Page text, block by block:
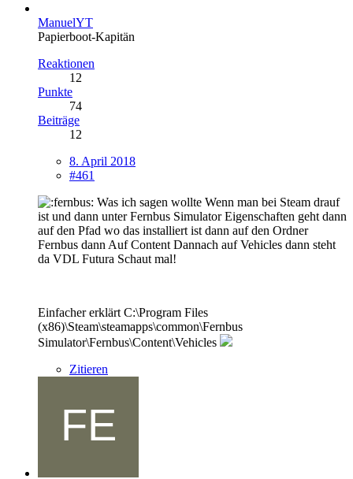
ManuelYT
Papierboot-Kapitän
Reaktionen
12
Punkte
74
Beiträge
12
8. April 2018
#461
Was ich sagen wollte Wenn man bei Steam drauf
ist und dann unter Fernbus Simulator Eigenschaften geht dann
auf den Pfad wo das installiert ist dann auf den Ordner
Fernbus dann Auf Content Dannach auf Vehicles dann steht
da VDL Futura Schaut mal!
Einfacher erklärt C:\Program Files
(x86)\Steam\steamapps\common\Fernbus
Simulator\Fernbus\Content\Vehicles
Zitieren